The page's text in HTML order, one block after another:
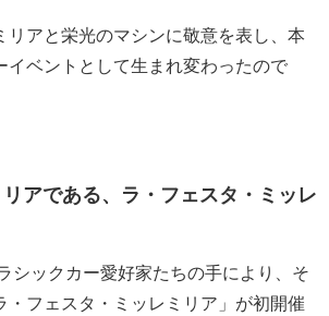
リアと栄光のマシンに敬意を表し、本
イベントとして生まれ変わったので
アである、ラ・フェスタ・ミッレ
シックカー愛好家たちの手により、そ
・フェスタ・ミッレミリア」が初開催